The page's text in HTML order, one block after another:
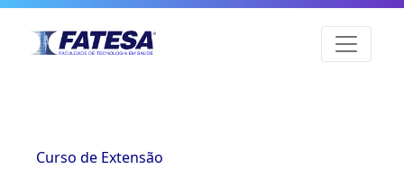
Curso de Extensão